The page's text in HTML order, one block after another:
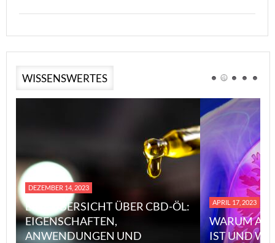
WISSENSWERTES
DEZEMBER 14, 2023
EINE ÜBERSICHT ÜBER CBD-ÖL:
EIGENSCHAFTEN,
ANWENDUNGEN UND
APRIL 17, 2023
WARUM
IST UND